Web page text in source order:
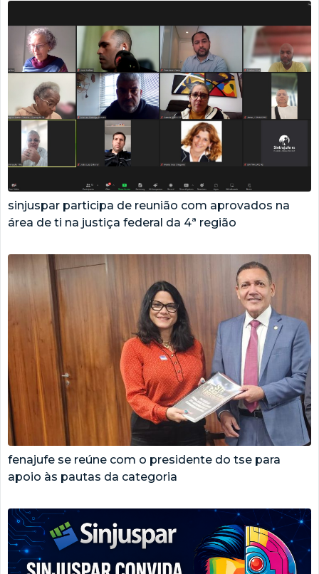
sinjuspar participa de reunião com aprovados na
área de ti na justiça federal da 4ª região
fenajufe se reúne com o presidente do tse para
apoio às pautas da categoria